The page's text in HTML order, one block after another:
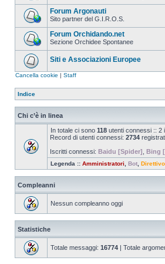
Forum Argonauti
Sito partner del G.I.R.O.S.
Forum Orchidando.net
Sezione Orchidee Spontanee
Siti e Associazioni Europee
Cancella cookie | Staff
Indice
Chi c’è in linea
In totale ci sono 118 utenti connessi :: 2
Record di utenti connessi: 2734
Iscritti connessi: Baidu [Spider] Bing
Legenda :: Amministratori Bot Direttivo
Compleanni
Nessun compleanno oggi
Statistiche
Totale messaggi: 16774 | Totale